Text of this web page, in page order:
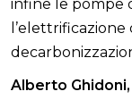
infine le pompe
Alberto